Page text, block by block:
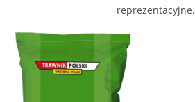
reprezentacyjne.